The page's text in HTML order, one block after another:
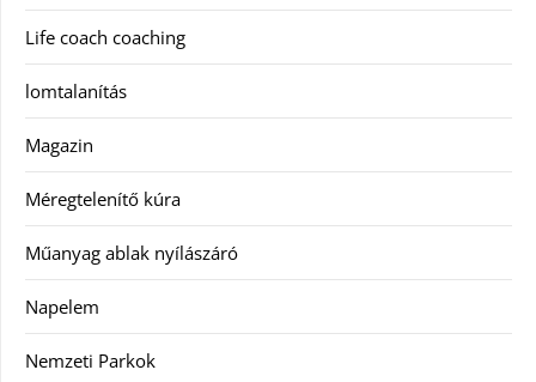
Life coach coaching
lomtalanítás
Magazin
Méregtelenítő kúra
Műanyag ablak nyílászáró
Napelem
Nemzeti Parkok